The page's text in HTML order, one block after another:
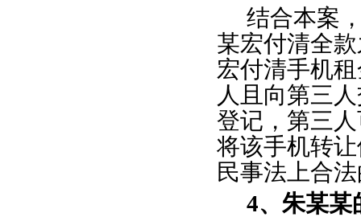
结合本案
某宏付清全
宏付清手机
人且向第三
登记，第三
将该手机转
民事法上合
4、朱某某